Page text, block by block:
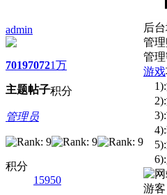
admin
7019
主题
7072
帖子
1万
积分
管理员
积分
15950
后
管理
管理
游戏
1):
2):
3):
4):
5):
6):
游